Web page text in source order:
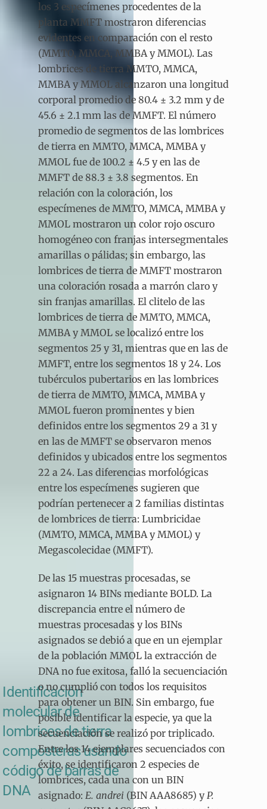
Identificación
molecular de
lombrices de tierra
composteras usando
código de barras de
DNA
los 3 especímenes procedentes de la
planta MMFT mostraron diferencias
evidentes en comparación con el resto
(MMTO, MMCA, MMBA y MMOL). Las
lombrices de tierra MMTO, MMCA,
MMBA y MMOL alcanzaron una longitud
corporal promedio de 80.4 ± 3.2 mm y de
45.6 ± 2.1 mm las de MMFT. El número
promedio de segmentos de las lombrices
de tierra en MMTO, MMCA, MMBA y
MMOL fue de 100.2 ± 4.5 y en las de
MMFT de 88.3 ± 3.8 segmentos. En
relación con la coloración, los
especímenes de MMTO, MMCA, MMBA y
MMOL mostraron un color rojo oscuro
homogéneo con franjas intersegmentales
amarillas o pálidas; sin embargo, las
lombrices de tierra de MMFT mostraron
una coloración rosada a marrón claro y
sin franjas amarillas. El clitelo de las
lombrices de tierra de MMTO, MMCA,
MMBA y MMOL se localizó entre los
segmentos 25 y 31, mientras que en las de
MMFT, entre los segmentos 18 y 24. Los
tubérculos pubertarios en las lombrices
de tierra de MMTO, MMCA, MMBA y
MMOL fueron prominentes y bien
definidos entre los segmentos 29 a 31 y
en las de MMFT se observaron menos
definidos y ubicados entre los segmentos
22 a 24. Las diferencias morfológicas
entre los especímenes sugieren que
podrían pertenecer a 2 familias distintas
de lombrices de tierra: Lumbricidae
(MMTO, MMCA, MMBA y MMOL) y
Megascolecidae (MMFT).
De las 15 muestras procesadas, se
asignaron 14 BINs mediante BOLD. La
discrepancia entre el número de
muestras procesadas y los BINs
asignados se debió a que en un ejemplar
de la población MMOL la extracción de
DNA no fue exitosa, falló la secuenciación
o no cumplió con todos los requisitos
para obtener un BIN. Sin embargo, fue
posible identificar la especie, ya que la
secuenciación se realizó por triplicado.
Entre los 14 ejemplares secuenciados con
éxito, se identificaron 2 especies de
lombrices, cada una con un BIN
asignado: E. andrei (BIN AAA8685) y P.